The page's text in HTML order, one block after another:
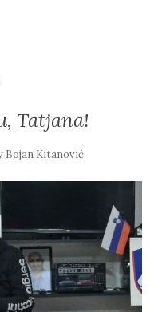
Tatjana!
Bojan Kitanović